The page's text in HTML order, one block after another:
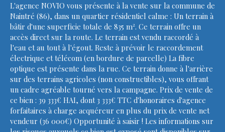
L'agence NOVIO vous présente à la vente sur la commune de
Naintré (86), dans un quartier résidentiel calme : Un terrain à
bâtir d'une superficie totale de 835 m². Ce terrain offre un
accès direct sur la route. Le terrain est vendu raccordé à
l'eau et au tout à l'égout. Reste à prévoir le raccordement
électrique et télécom (en bordure de parcelle) La fibre
optique est présente dans la rue. Ce terrain donne à l'arrière
sur des terrains agricoles (non constructibles), vous offrant
un cadre agréable tourné vers la campagne. Prix de vente de
ce bien : 39 333€ HAI, dont 3 333€ TTC d'honoraires d'agence
forfaitaires à charge acquéreur en plus du prix de vente net
vendeur (36 000€) Opportunité à saisir ! Les informations sur